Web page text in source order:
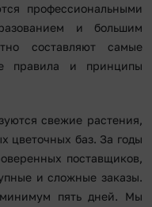
профессиональными
и большим
составляют самые
правила и принципы
свежие растения,
цветочных баз. За годы
поставщиков,
и сложные заказы.
пять дней. Мы